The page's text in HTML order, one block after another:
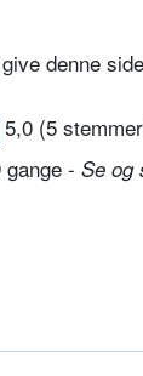
denne side
5,0 (5
- Se og